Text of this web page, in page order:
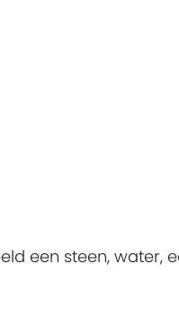
een steen, water,